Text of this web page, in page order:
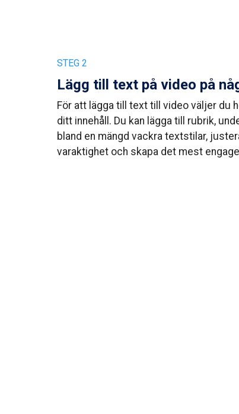
STEG 2
Lägg till text på video på
För att lägga till text till video väljer du
ditt innehåll. Du kan lägga till rubrik,
bland en mängd vackra textstilar,
varaktighet och skapa det mest